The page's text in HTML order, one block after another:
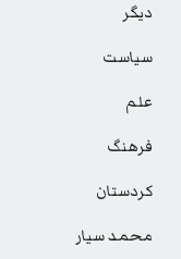
دیگر
سیاست
علم
فرهنگ
کردستان
محمد سیار